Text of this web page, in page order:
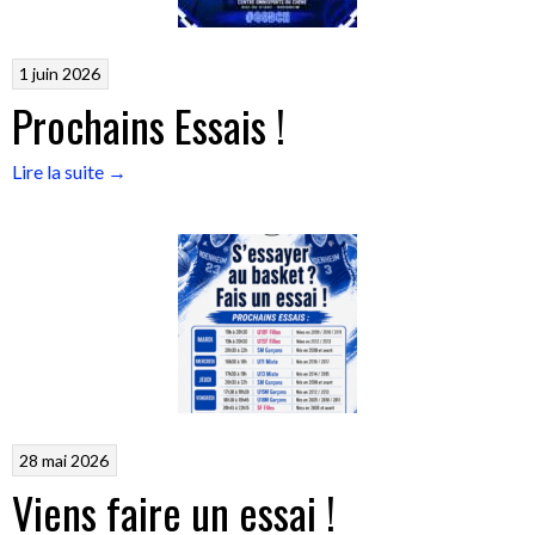
1 juin 2026
Prochains Essais !
Lire la suite « Prochains
→
28 mai 2026
Viens faire un essai !